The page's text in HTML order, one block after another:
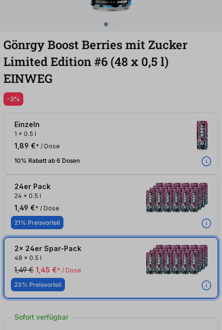
Gönrgy Boost Berries mit Zucker
Limited Edition #6 (48x 0,5 l)
EINWEG
-3%
Einzeln
1 x 0.5 l
1,89 €* / Dose
10% Rabatt ab 6 Dosen
24er Pack
24 x 0.5 l
1,49 €* / Dose
21% Preisvorteil
2x 24er Spar-Pack
48 x 0.5 l
1,49 € 1,45 €* / Dose
23% Preisvorteil
Sofort verfügbar